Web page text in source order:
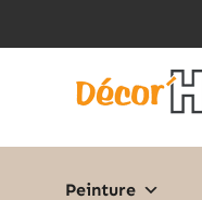
Peinture